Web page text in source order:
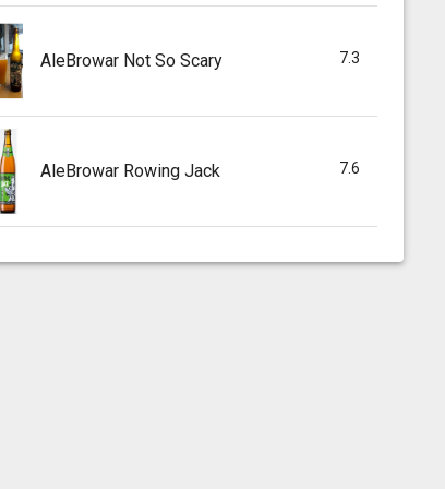
AleBrowar Not So Scary 7.3
AleBrowar Rowing Jack 7.6